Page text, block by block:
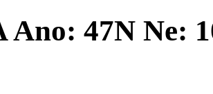
Ano: 47N Ne: 1